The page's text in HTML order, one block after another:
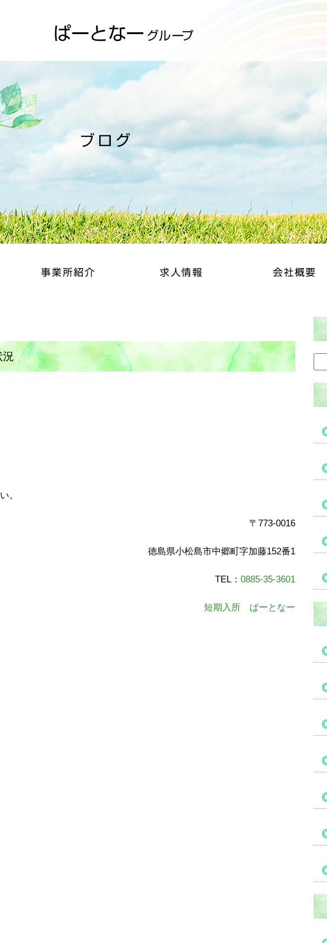
況
。
〒773-0016
徳島県小松島市中郷町字加藤152番1
TEL： 0885-35-3601
短期入所 ぱーとなー